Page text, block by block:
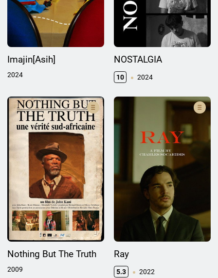
Imajin[Asih]
2024
NOSTALGIA
10 2024
Nothing But The Truth
2009
Ray
5.3 2022